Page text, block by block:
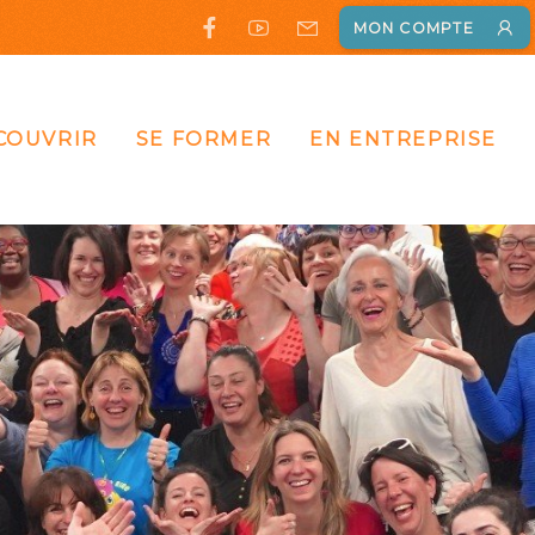
MON COMPTE
SE FORMER EN ENTREPRISE